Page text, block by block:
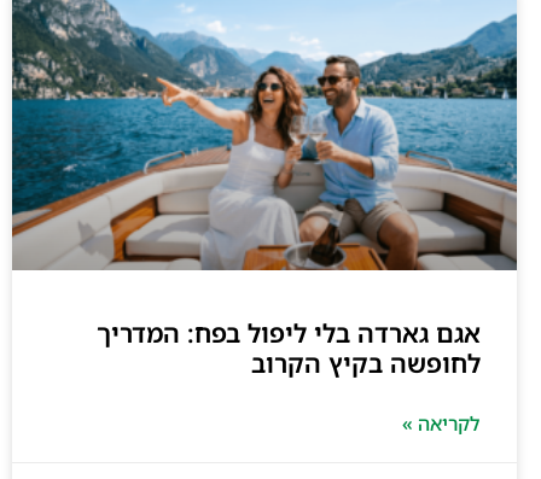
אגם גארדה בלי ליפול בפח: המדריך
לחופשה בקיץ הקרוב
לקריאה »